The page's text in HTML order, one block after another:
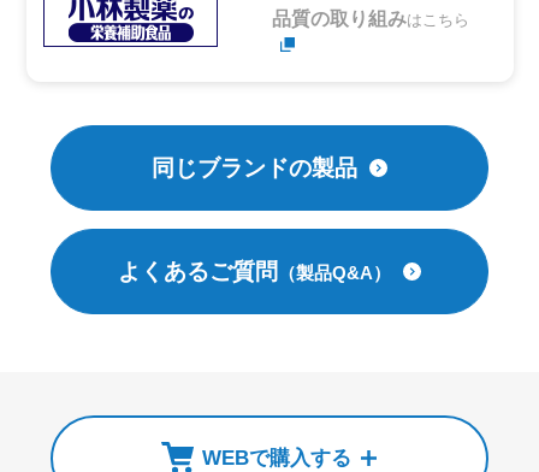
品質の取り組みはこちら
同じブランドの製品
よくあるご質問 （製品Q&A）
WEBで購入する